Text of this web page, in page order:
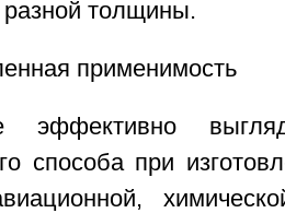
разной толщины.
применимость
эффективно
способа при